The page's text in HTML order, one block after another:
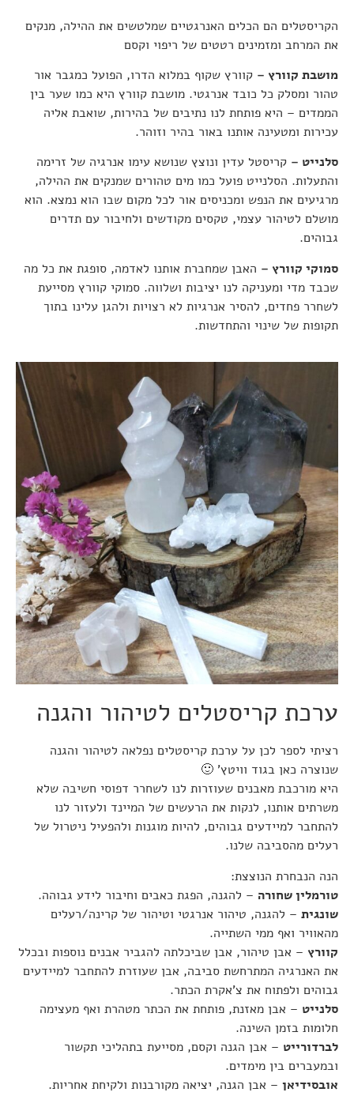
הקריסטלים הם הכלים האנרגטיים שמלטשים את ההילה, מנקים
את המרחב ומזמינים רטטים של ריפוי וקסם
מושבת קוורץ – קוורץ שקוף במלוא הדרו, הפועל כמגבר אור
טהור ומסלק כל כובד אנרגטי. מושבת קוורץ היא כמו שער בין
הממדים – היא פותחת לנו נתיבים של בהירות, שואבת אליה
עכירות ומטעינה אותנו באור בהיר וזוהר.
סלנייט – קריסטל עדין ונוצץ שנושא עימו אנרגיה של זרימה
והתעלות. הסלנייט פועל כמו מים טהורים שמנקים את ההילה,
מרגיעים את הנפש ומכניסים אור לכל מקום שבו הוא נמצא. הוא
מושלם לטיהור עצמי, טקסים מקודשים ולחיבור עם תדרים
גבוהים.
סמוקי קוורץ – האבן שמחברת אותנו לאדמה, סופגת את כל מה
שכבד מדי ומעניקה לנו יציבות ושלווה. סמוקי קוורץ מסייעת
לשחרר פחדים, להסיר אנרגיות לא רצויות ולהגן עלינו בתוך
תקופות של שינוי והתחדשות.
ערכת קריסטלים לטיהור והגנה
רציתי לספר לכן על ערכת קריסטלים נפלאה לטיהור והגנה
שנוצרה כאן בגוד וויטץ’ 🙂
היא מורכבת מאבנים שעוזרות לנו לשחרר דפוסי חשיבה שלא
משרתים אותנו, לנקות את הרעשים של המיינד ולעזור לנו
להתחבר למיידעים גבוהים, להיות מוגנות ולהפעיל ניטרול של
רעלים מהסביבה שלנו.
הנה הנבחרת הנוצצת:
טורמלין שחורה – להגנה, הפגת כאבים וחיבור לידע גבוהה.
שונגית – להגנה, טיהור אנרגטי וטיהור של קרינה/רעלים
מהאוויר ואף ממי השתייה.
קוורץ – אבן טיהור, אבן שביכלתה להגביר אבנים נוספות ובכלל
את האנרגיה המתרחשת סביבה, אבן שעוזרת להתחבר למיידעים
גבוהים ולפתוח את צ’אקרת הכתר.
סלנייט – אבן מאזנת, פותחת את הכתר מטהרת ואף מעצימה
חלומות בזמן השינה.
לברדורייט – אבן הגנה וקסם, מסייעת בתהליכי תקשור
ובמעברים בין מימדים.
אובסידיאן – אבן הגנה, יציאה מקורבנות ולקיחת אחריות.